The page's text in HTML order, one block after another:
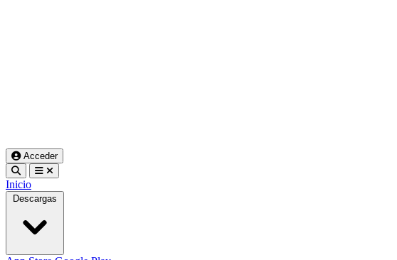
Acceder
Inicio
Descargas